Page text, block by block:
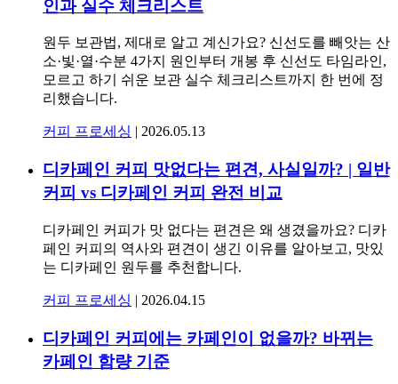
인과 실수 체크리스트
원두 보관법, 제대로 알고 계신가요? 신선도를 빼앗는 산
소·빛·열·수분 4가지 원인부터 개봉 후 신선도 타임라인,
모르고 하기 쉬운 보관 실수 체크리스트까지 한 번에 정
리했습니다.
커피 프로세싱 | 2026.05.13
디카페인 커피 맛없다는 편견, 사실일까? | 일반
커피 vs 디카페인 커피 완전 비교
디카페인 커피가 맛 없다는 편견은 왜 생겼을까요? 디카
페인 커피의 역사와 편견이 생긴 이유를 알아보고, 맛있
는 디카페인 원두를 추천합니다.
커피 프로세싱 | 2026.04.15
디카페인 커피에는 카페인이 없을까? 바뀌는
카페인 함량 기준